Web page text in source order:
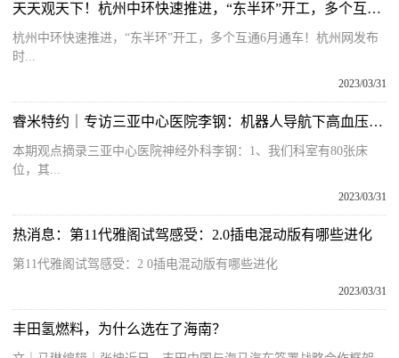
天天观天下！杭州中环快速推进，“东半环”开工，多个互通6月通车！
杭州中环快速推进，“东半环”开工，多个互通6月通车！杭州网发布
时...
2023/03/31
睿米特约｜专访三亚中心医院李钢：机器人导航下高血压脑出血内镜手术的开展经验
本期观点摘录三亚中心医院神经外科李钢：1、我们科室有80张床
位，其...
2023/03/31
热消息：第11代雅阁试驾感受：2.0插电混动版有哪些进化
第11代雅阁试驾感受：2 0插电混动版有哪些进化
2023/03/31
丰田氢燃料，为什么选在了海南？